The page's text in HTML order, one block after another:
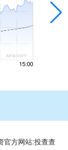
官方网站:投查查